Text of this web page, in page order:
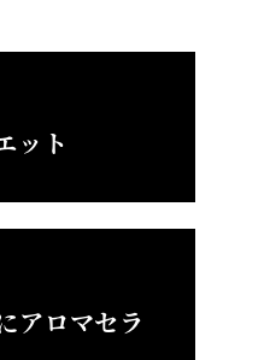
ット
アロマセラ